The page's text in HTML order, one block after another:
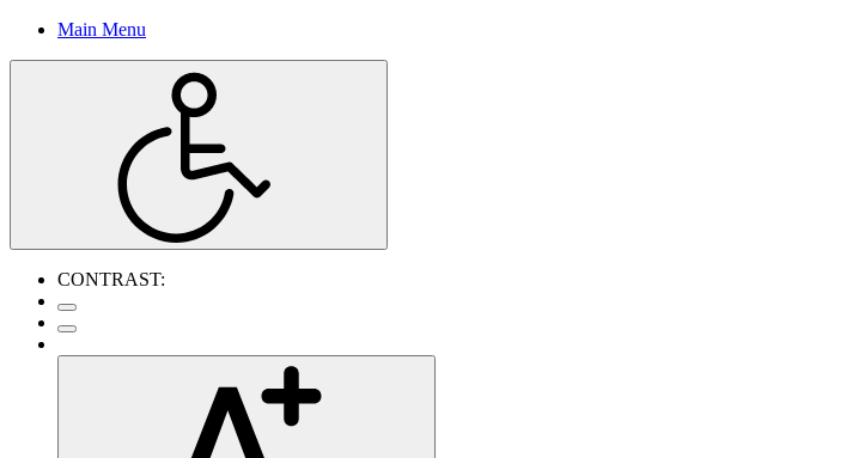
Main Menu
CONTRAST: